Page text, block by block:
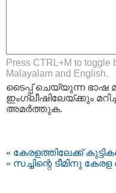
Press CTRL+M to toggle
Malayalam and English.
ടൈപ്പ്‌ ചെയ്യുന്ന ഭാഷ
ഇംഗ്ലീഷിലേയ്ക്കും
അമര്‍ത്തുക.
« കേരളത്തിലേക്ക്
« സച്ചിന്റെ ടീമിനു കേരള